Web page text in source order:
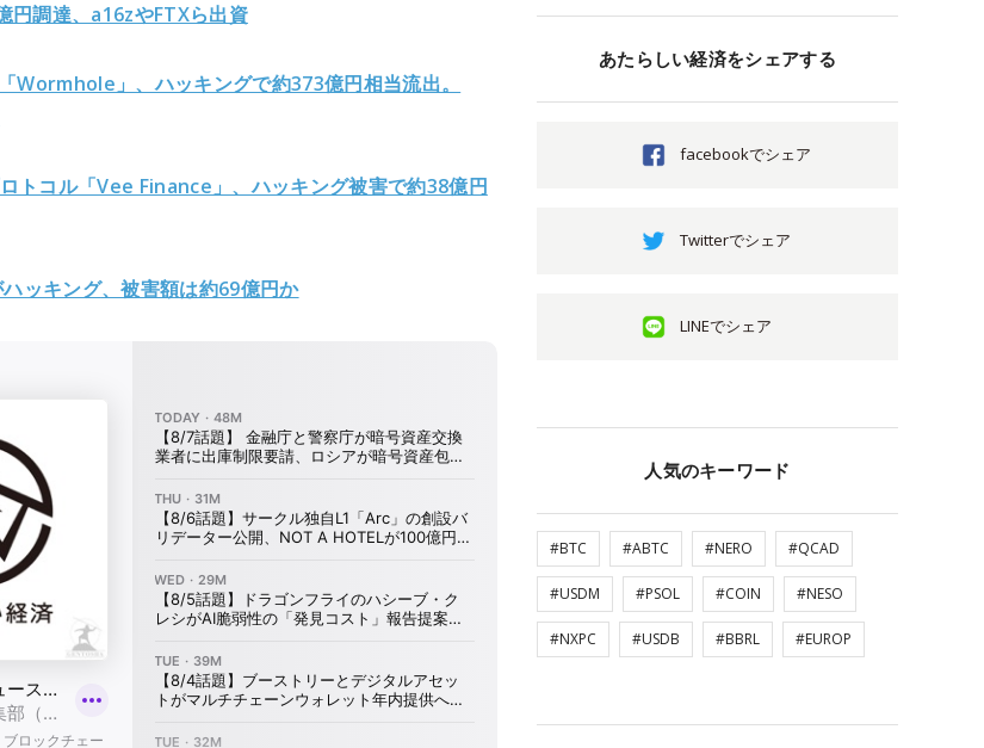
調達、a16zやFTXら出資
Wormhole」、ハッキングで約373億円相当流出。
トコル「Vee Finance」、ハッキング被害で約38億円
ッキング、被害額は約69億円か
あたらしい経済をシェアする
facebookでシェア
Twitterでシェア
LINEでシェア
人気のキーワード
#BTC #ABTC #NERO #QCAD
#USDM #PSOL #COIN #NESO
#NXPC #USDB #BBRL #EUROP